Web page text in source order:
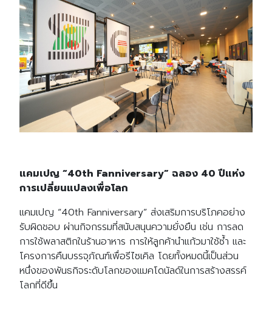
แคมเปญ “40th Fanniversary” ฉลอง 40 ปีแห่ง
การเปลี่ยนแปลงเพื่อโลก
แคมเปญ “40th Fanniversary” ส่งเสริมการบริโภคอย่าง
รับผิดชอบ ผ่านกิจกรรมที่สนับสนุนความยั่งยืน เช่น การลด
การใช้พลาสติกในร้านอาหาร การให้ลูกค้านำแก้วมาใช้ซ้ำ และ
โครงการคืนบรรจุภัณฑ์เพื่อรีไซเคิล โดยทั้งหมดนี้เป็นส่วน
หนึ่งของพันธกิจระดับโลกของแมคโดนัลด์ในการสร้างสรรค์
โลกที่ดีขึ้น